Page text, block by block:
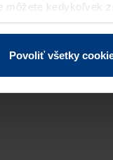
môžete kedykoľvek
webovej stránky.
Povoliť všetky